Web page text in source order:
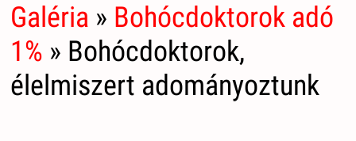
Galéria » Bohócdoktorok adó
1% » Bohócdoktorok,
élelmiszert adományoztunk